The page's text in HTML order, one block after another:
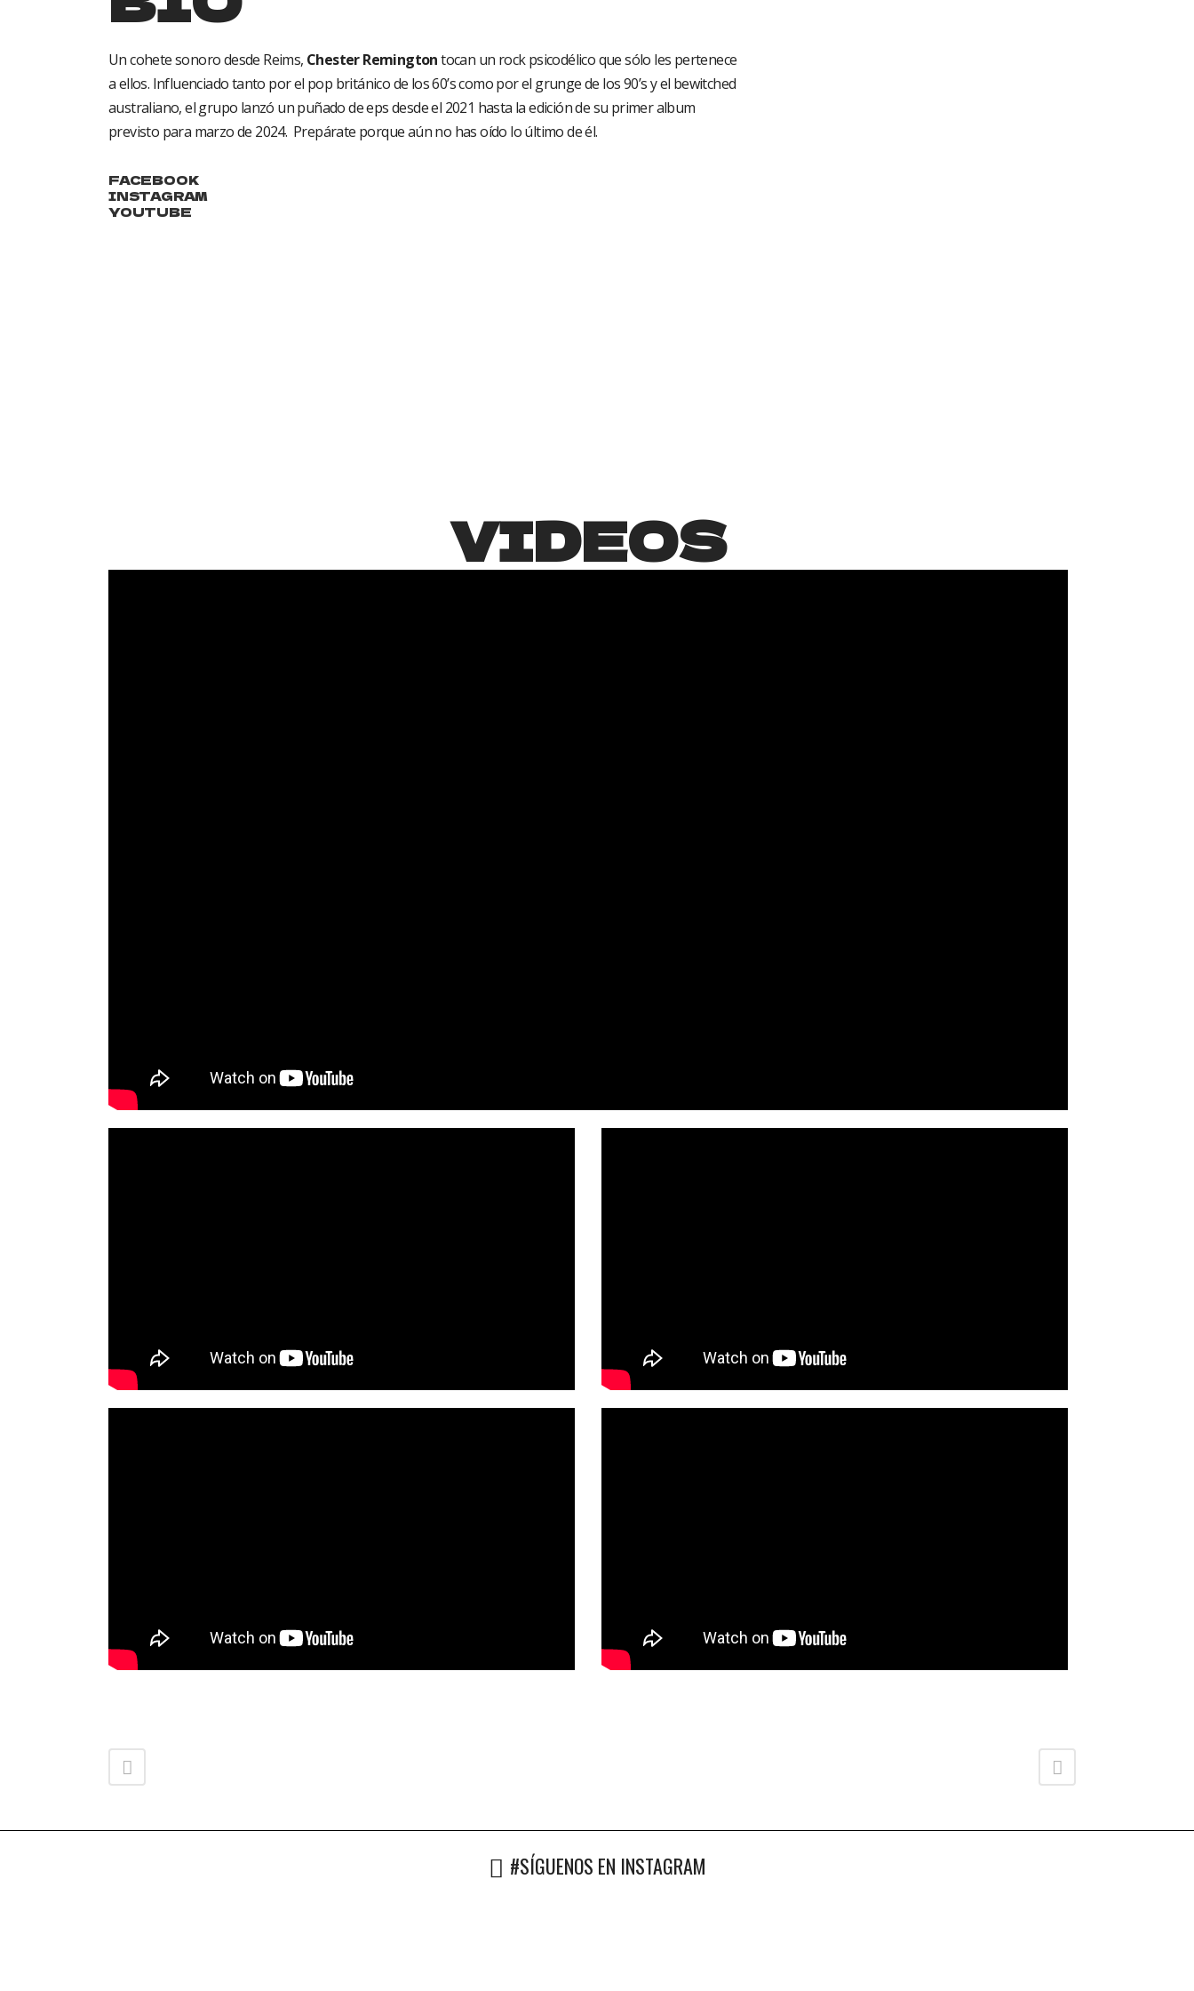
Un cohete sonoro desde Reims, Chester Remingtontocan un rock psicodélico que sólo les pertenece
a ellos. Influenciado tanto por el pop británico de los 60’s como por el grunge de los 90’s y el bewitched
australiano, el grupo lanzó un puñado de eps desde el 2021 hasta la edición de su primer album
previsto para marzo de 2024. Prepárate porque aún no has oído lo último de él.
FACEBOOK
INSTAGRAM
YOUTUBE
VIDEOS
#SÍGUENOS EN INSTAGRAM